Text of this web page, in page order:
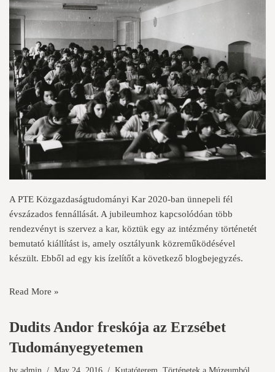
A PTE Közgazdaságtudományi Kar 2020-ban ünnepeli fél
évszázados fennállását. A jubileumhoz kapcsolódóan több
rendezvényt is szervez a kar, köztük egy az intézmény történetét
bemutató kiállítást is, amely osztályunk közreműködésével
készült. Ebből ad egy kis ízelítőt a következő blogbejegyzés.
Read More »
Dudits Andor freskója az Erzsébet
Tudományegyetemen